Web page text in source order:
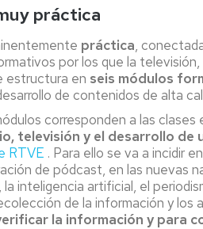
la
Ciencia
Filología
Francesa
Inglesa
y
Alemana
Geografía
y
Ordenación
el
Patrimonio
(SeGAP)
Taller
de
y
TV
Semeta
(Laboratorio
de
Medios
Gestión
de
Información
y
Contenidos
Digitales
Grado
en
Historia
Grado
en
Historia
Máster
U.
en
Estudios
Avanzados
en
Historia
del
Arte
(extinción)
Máster
de
práctica
práctica,
por los que la
estructura en seis módulos
de contenidos de alta
corresponden a las
televisión y el desarrollo de
RTVE . Para ello se va a incidir
de pódcast, en las nuevas
la inteligencia artificial, el
de la información y los
la información y para